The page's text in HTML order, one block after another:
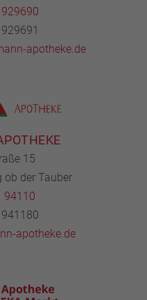
apotheke.de
15
ob der Tauber
94110
apotheke.de